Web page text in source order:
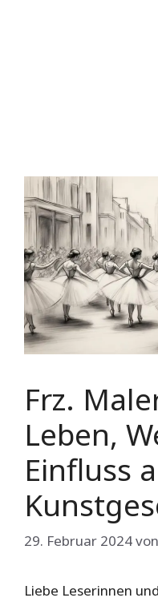
Frz.
Leben,
Einfluss
29. Februar 2024von
Liebe Leserinnen